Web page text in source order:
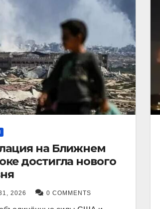
на Ближнем
достигла нового
2026 0 COMMENTS